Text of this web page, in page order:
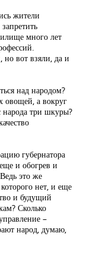
жители
много лет
но вот взяли, да и
над народом?
овощей, а вокруг
народа три шкуры?
губернатора
и обогрев и
это же
нет, и еще
и будущий
Сколько
–
народ, думаю,